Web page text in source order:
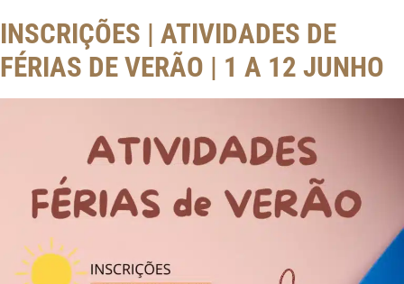
INSCRIÇÕES | ATIVIDADES DE
FÉRIAS DE VERÃO | 1 A 12 JUNHO